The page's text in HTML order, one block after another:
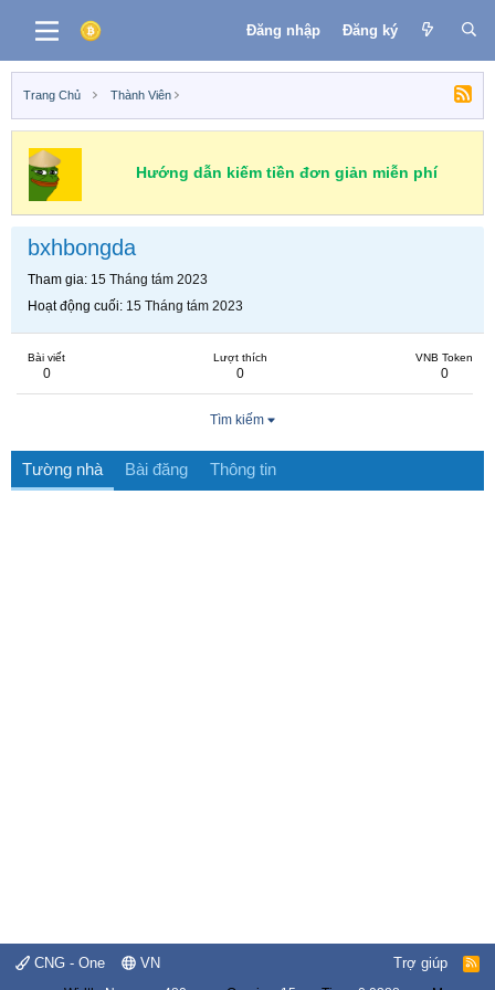
Đăng nhập Đăng ký
Trang Chủ Thành Viên
Hướng dẫn kiếm tiền đơn giản miễn phí
bxhbongda
Tham gia 15 Tháng tám 2023
Hoạt động cuối 15 Tháng tám 2023
Bài viết
0
Lượt thích
0
VNB Token
0
Tìm kiếm
Tường nhà Bài đăng Thông tin
CNG - One VN Trợ giúp
R